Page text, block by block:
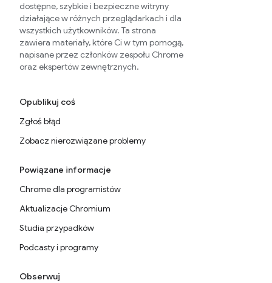
dostępne, szybkie i bezpieczne witryny
działające w różnych przeglądarkach i dla
wszystkich użytkowników. Ta strona
zawiera materiały, które Ci w tym pomogą,
napisane przez członków zespołu Chrome
oraz ekspertów zewnętrznych.
Opublikuj coś
Zgłoś błąd
Zobacz nierozwiązane problemy
Powiązane informacje
Chrome dla programistów
Aktualizacje Chromium
Studia przypadków
Podcasty i programy
Obserwuj